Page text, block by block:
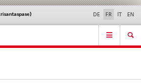
Contact | Support &
aide
DE FR IT EN